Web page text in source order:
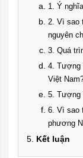
1. Ý
2. Vì sao
nguyên
3. Quá
4. Tượng
Việt
5. Tượng
6. Vì sao
phương
Kết luận